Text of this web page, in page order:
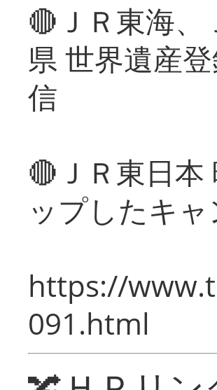
🔴ＪＲ東海
県 世界遺産
信
🔴ＪＲ東日
ップしたキ
https://
091.html